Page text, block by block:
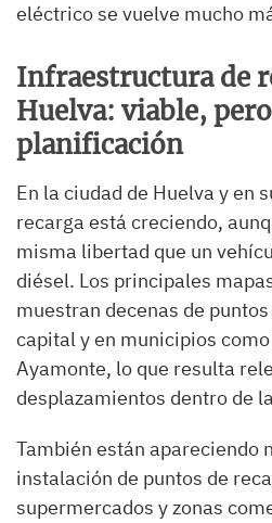
eléctrico se vuelve mucho
Infraestructura de
Huelva: viable,
planificación
En la ciudad de Huelva y en
recarga está creciendo,
misma libertad que un
diésel. Los principales
muestran decenas de
capital y en municipios
Ayamonte, lo que resulta
desplazamientos dentro de
También están apareciendo
instalación de puntos de
supermercados y zonas